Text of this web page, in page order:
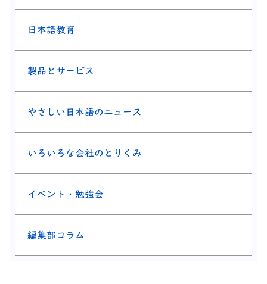
日本語教育
製品とサービス
やさしい日本語のニュース
いろいろな会社のとりくみ
イベント・勉強会
編集部コラム